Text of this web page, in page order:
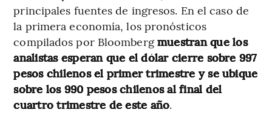
principales fuentes de ingresos. En el caso de
la primera economía, los pronósticos
compilados por Bloomberg muestran que los
analistas esperan que el dólar cierre sobre 997
pesos chilenos el primer trimestre y se ubique
sobre los 990 pesos chilenos al final del
cuartro trimestre de este año.